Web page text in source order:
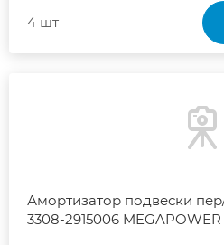
4 шт
Амортизатор подвески
3308-2915006 MEGAPOWER